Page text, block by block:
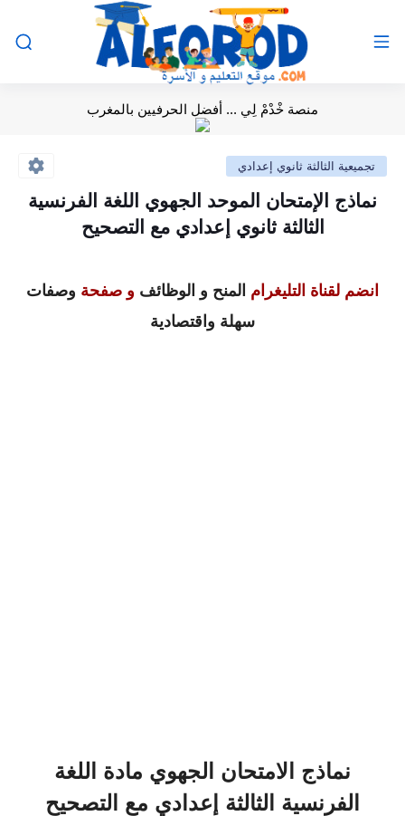
منصة خْدْمْ لِي ... أفضل الحرفيين بالمغرب
تجميعية الثالثة ثانوي إعدادي
نماذج الإمتحان الموحد الجهوي اللغة الفرنسية
الثالثة ثانوي إعدادي مع التصحيح
انضم لقناة التليغرام المنح و الوظائف و صفحة وصفات
سهلة واقتصادية
نماذج الامتحان الجهوي مادة اللغة
الفرنسية الثالثة إعدادي مع التصحيح